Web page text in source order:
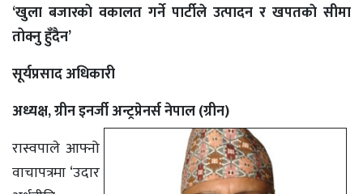
‘खुला बजारकाे वकालत गर्ने पार्टीले उत्पादन र खपतकाे सीमा
तोक्नु हुँदैन’
सूर्यप्रसाद अधिकारी
अध्यक्ष, ग्रीन इनर्जी अन्ट्रप्रेनर्स नेपाल (ग्रीन)
रास्वपाले आफ्नो
वाचापत्रमा ‘उदार